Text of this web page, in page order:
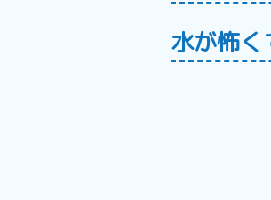
水が怖く